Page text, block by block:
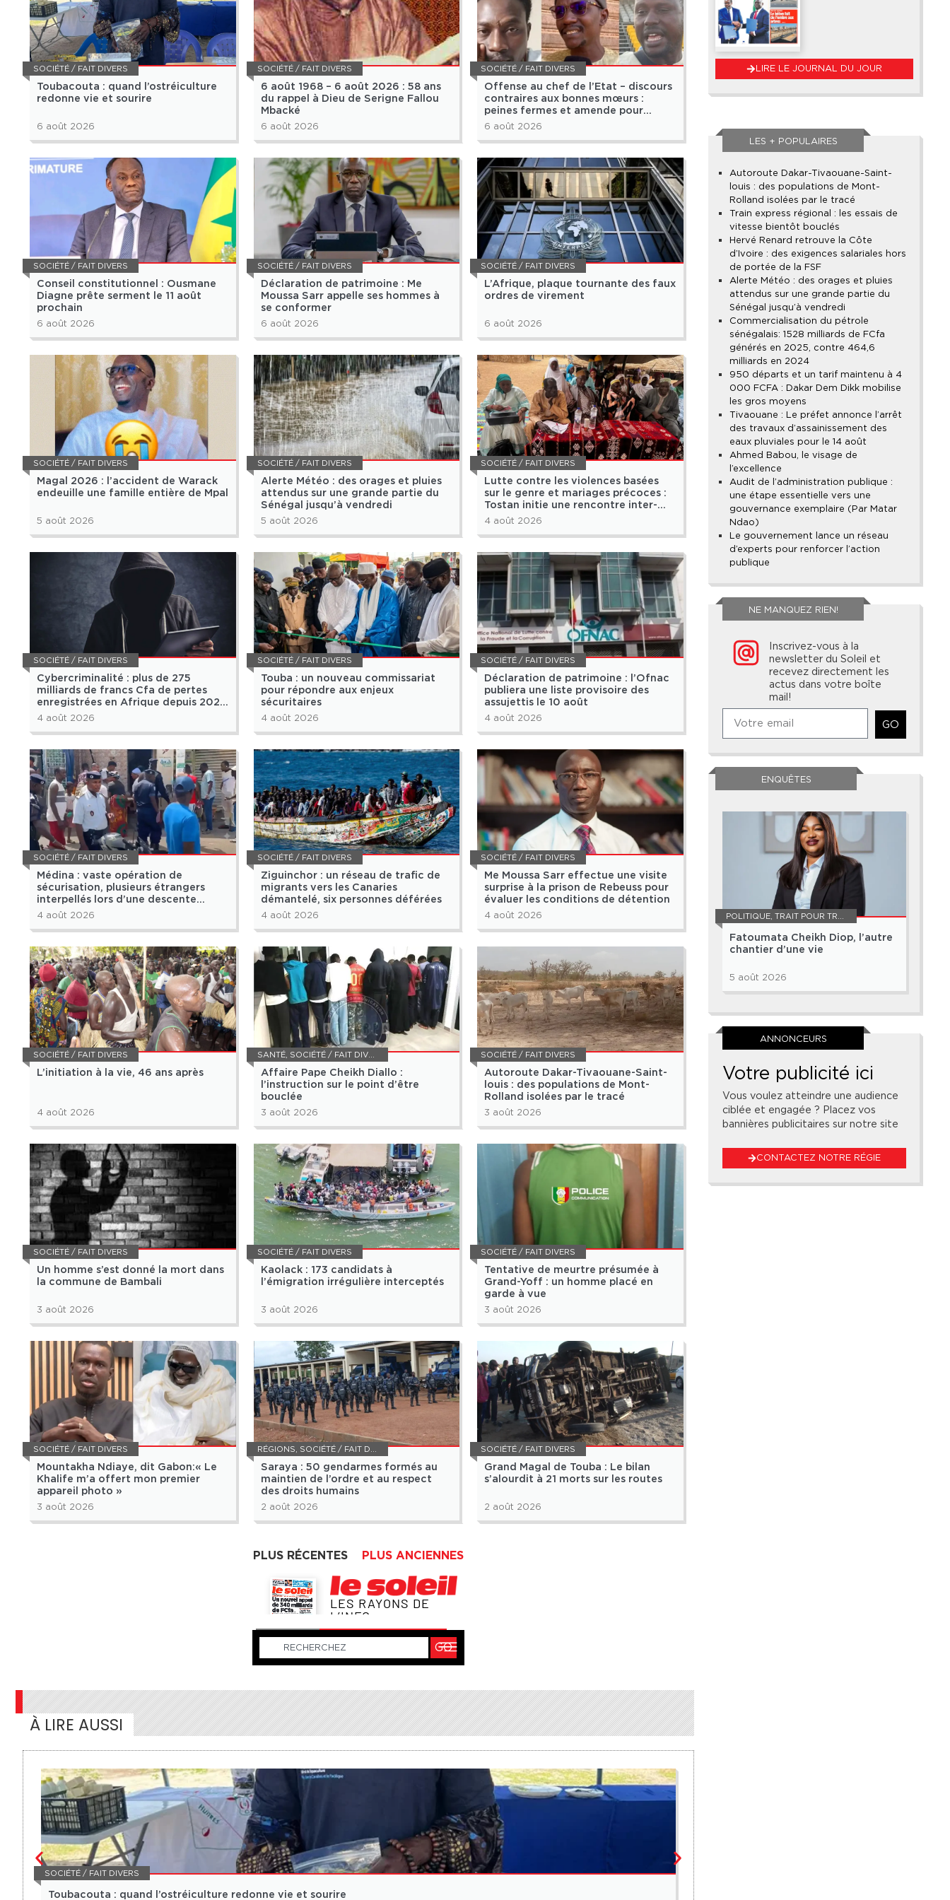
SOCIÉTÉ / FAIT DIVERS
Toubacouta : quand l’ostréiculture
redonne vie et sourire
6 août 2026
SOCIÉTÉ / FAIT DIVERS
6 août 1968 – 6 août 2026 : 58 ans
du rappel à Dieu de Serigne Fallou
Mbacké
6 août 2026
SOCIÉTÉ / FAIT DIVERS
Offense au chef de l’Etat – discours
contraires aux bonnes mœurs :
peines fermes et amende pour
Lamignou Darou et ses co-prévenus
6 août 2026
SOCIÉTÉ / FAIT DIVERS
Conseil constitutionnel : Ousmane
Diagne prête serment le 11 août
prochain
6 août 2026
SOCIÉTÉ / FAIT DIVERS
Déclaration de patrimoine : Me
Moussa Sarr appelle ses hommes à
se conformer
6 août 2026
SOCIÉTÉ / FAIT DIVERS
L’Afrique, plaque tournante des faux
ordres de virement
6 août 2026
SOCIÉTÉ / FAIT DIVERS
Magal 2026 : l’accident de Warack
endeuille une famille entière de Mpal
5 août 2026
SOCIÉTÉ / FAIT DIVERS
Alerte Météo : des orages et pluies
attendus sur une grande partie du
Sénégal jusqu’à vendredi
5 août 2026
SOCIÉTÉ / FAIT DIVERS
Lutte contre les violences basées
sur le genre et mariages précoces :
Tostan initie une rencontre inter-
villageoise à Pathé Bàdio
4 août 2026
SOCIÉTÉ / FAIT DIVERS
Cybercriminalité : plus de 275
milliards de francs Cfa de pertes
enregistrées en Afrique depuis 2024
(Interpol)
4 août 2026
SOCIÉTÉ / FAIT DIVERS
Touba : un nouveau commissariat
pour répondre aux enjeux
sécuritaires
4 août 2026
SOCIÉTÉ / FAIT DIVERS
Déclaration de patrimoine : l’Ofnac
publiera une liste provisoire des
assujettis le 10 août
4 août 2026
SOCIÉTÉ / FAIT DIVERS
Médina : vaste opération de
sécurisation, plusieurs étrangers
interpellés lors d’une descente
policière
4 août 2026
SOCIÉTÉ / FAIT DIVERS
Ziguinchor : un réseau de trafic de
migrants vers les Canaries
démantelé, six personnes déférées
4 août 2026
SOCIÉTÉ / FAIT DIVERS
Me Moussa Sarr effectue une visite
surprise à la prison de Rebeuss pour
évaluer les conditions de détention
4 août 2026
SOCIÉTÉ / FAIT DIVERS
L’initiation à la vie, 46 ans après
4 août 2026
SANTÉ, SOCIÉTÉ / FAIT DIVERS
Affaire Pape Cheikh Diallo :
l’instruction sur le point d’être
bouclée
3 août 2026
SOCIÉTÉ / FAIT DIVERS
Autoroute Dakar-Tivaouane-Saint-
louis : des populations de Mont-
Rolland isolées par le tracé
3 août 2026
SOCIÉTÉ / FAIT DIVERS
Un homme s’est donné la mort dans
la commune de Bambali
3 août 2026
SOCIÉTÉ / FAIT DIVERS
Kaolack : 173 candidats à
l’émigration irrégulière interceptés
3 août 2026
SOCIÉTÉ / FAIT DIVERS
Tentative de meurtre présumée à
Grand-Yoff : un homme placé en
garde à vue
3 août 2026
SOCIÉTÉ / FAIT DIVERS
Mountakha Ndiaye, dit Gabon:« Le
Khalife m’a offert mon premier
appareil photo »
3 août 2026
RÉGIONS, SOCIÉTÉ / FAIT DIVERS
Saraya : 50 gendarmes formés au
maintien de l’ordre et au respect
des droits humains
2 août 2026
SOCIÉTÉ / FAIT DIVERS
Grand Magal de Touba : Le bilan
s’alourdit à 21 morts sur les routes
2 août 2026
PLUS RÉCENTES PLUS ANCIENNES
À LIRE AUSSI
SOCIÉTÉ / FAIT DIVERS
Toubacouta : quand l’ostréiculture redonne vie et sourire
ARTS ET CULTURE
LIRE LE JOURNAL DU JOUR
LES + POPULAIRES
Autoroute Dakar-Tivaouane-Saint-
louis : des populations de Mont-
Rolland isolées par le tracé
Train express régional : les essais de
vitesse bientôt bouclés
Hervé Renard retrouve la Côte
d’Ivoire : des exigences salariales hors
de portée de la FSF
Alerte Météo : des orages et pluies
attendus sur une grande partie du
Sénégal jusqu’à vendredi
Commercialisation du pétrole
sénégalais : 1528 milliards de FCfa
générés en 2025, contre 464,6
milliards en 2024
950 départs et un tarif maintenu à 4
000 FCFA : Dakar Dem Dikk mobilise
les gros moyens
Tivaouane : Le préfet annonce l’arrêt
des travaux d’assainissement des
eaux pluviales pour le 14 août
Ahmed Babou, le visage de
l’excellence
Audit de l’administration publique :
une étape essentielle vers une
gouvernance exemplaire (Par Matar
Ndao)
Le gouvernement lance un réseau
d’experts pour renforcer l’action
publique
NE MANQUEZ RIEN!
Inscrivez-vous à la
newsletter du Soleil et
recevez directement les
actus dans votre boîte
mail!
GO
ENQUÊTES
POLITIQUE, TRAIT POUR TRAIT
Fatoumata Cheikh Diop, l’autre
chantier d’une vie
5 août 2026
ANNONCEURS
Votre publicité ici
Vous voulez atteindre une audience
ciblée et engagée ? Placez vos
bannières publicitaires sur notre site
CONTACTEZ NOTRE RÉGIE